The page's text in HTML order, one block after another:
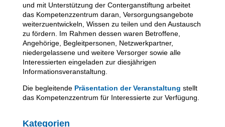
und mit Unterstützung der Conterganstiftung arbeitet
das Kompetenzzentrum daran, Versorgungsangebote
weiterzuentwickeln, Wissen zu teilen und den Austausch
zu fördern. Im Rahmen dessen waren Betroffene,
Angehörige, Begleit­personen, Netzwerkpartner,
niedergelassene und weitere Versorger sowie alle
Interessierten eingeladen zur diesjährigen
Informationsveran­staltung.
Die begleitende Präsentation der Veranstaltung stellt
das Kompetenzzentrum für Interessierte zur Verfügung.
Kategorien